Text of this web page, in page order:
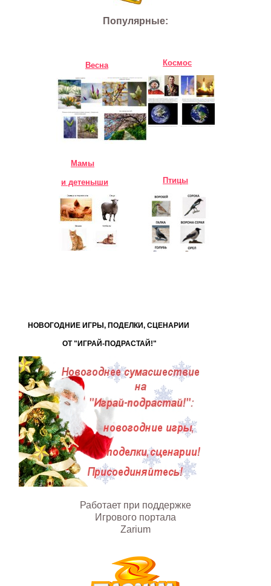
Популярные:
Весна Космос
Мамы
и детеныши Птицы
НОВОГОДНИЕ ИГРЫ, ПОДЕЛКИ, СЦЕНАРИИ
ОТ "ИГРАЙ-ПОДРАСТАЙ!"
Работает при поддержке
Игрового портала
Zarium